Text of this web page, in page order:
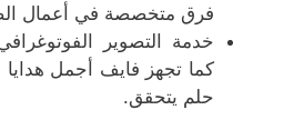
فرق متخصصة في أعمال
خدمة التصوير
كما تجهز فايف أجمل
حلم يتحقق.